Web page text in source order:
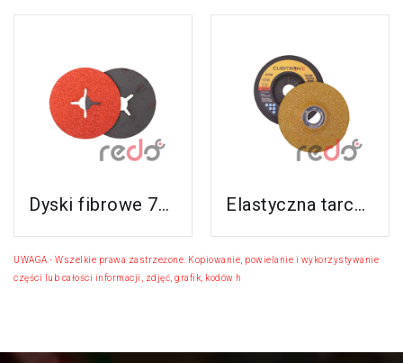
Zobacz Ten
Produkt
Dyski fibrowe 787C do stali nierdzewnej i aluminium
Zobacz Ten
Produkt
Elastyczna tarcza do szlifowania 3M™ Cubitron™ II (GoldCorps nowy GreenGorps)
U WAGA - Wsze kie prawa za strzeżone Kopiowa nie powie a nie i wykorzystywa nie
części u b całości informacji zdjęć g rafi k kodów h